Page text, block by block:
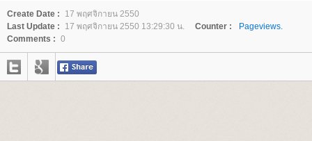
Create Date :
17 พฤศจิกายน 2550
Last Update :
17 พฤศจิกายน 2550 13:29:30 น. Counter :
Pageviews.
Comments : 0